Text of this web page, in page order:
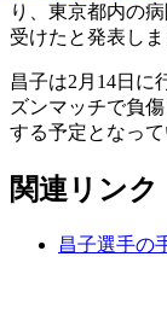
り、東京都内の
受けたと発表しま
昌子は2月14日に
ズンマッチで負
する予定となって
関連リンク
昌子選手の